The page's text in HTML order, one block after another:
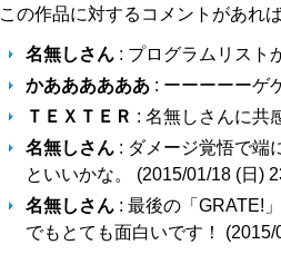
この作品に対するコメントがあれ
名無しさん : プログラムリスト
かああああああ : ーーーーーゲ
ＴＥＸＴＥＲ : 名無しさんに共
名無しさん : ダメージ覚悟で端
といいかな。 (2015/01/18 (日)
名無しさん : 最後の「GRATE!
でもとても面白いです！ (2015/